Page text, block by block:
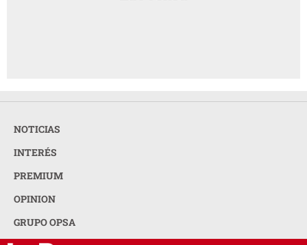
NOTICIAS
INTERÉS
PREMIUM
OPINION
GRUPO OPSA